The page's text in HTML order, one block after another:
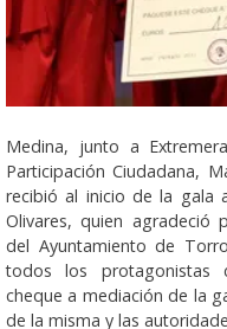
Medina, junto a
Participación Ciudadana,
recibió al inicio de la gala
Olivares, quien agradeció
del Ayuntamiento de
todos los protagonistas
cheque a mediación de la
de la misma y las